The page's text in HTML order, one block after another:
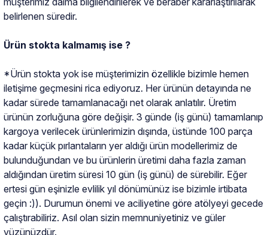
belirlenen süredir.
Ürün stokta kalmamış ise ?
*Ürün stokta yok ise müşterimizin özellikle bizimle hemen
iletişime geçmesini rica ediyoruz. Her ürünün detayında ne
kadar sürede tamamlanacağı net olarak anlatılır. Üretim
ürünün zorluğuna göre değişir. 3 günde (iş günü) tamamlanıp
kargoya verilecek ürünlerimizin dışında, üstünde 100 parça
kadar küçük pırlantaların yer aldığı ürün modellerimiz de
bulunduğundan ve bu ürünlerin üretimi daha fazla zaman
aldığından üretim süresi 10 gün (iş günü) de sürebilir. Eğer
ertesi gün eşinizle evlilik yıl dönümünüz ise bizimle irtibata
geçin :)). Durumun önemi ve aciliyetine göre atölyeyi gecede
çalıştırabiliriz. Asıl olan sizin memnuniyetiniz ve güler
yüzünüzdür.